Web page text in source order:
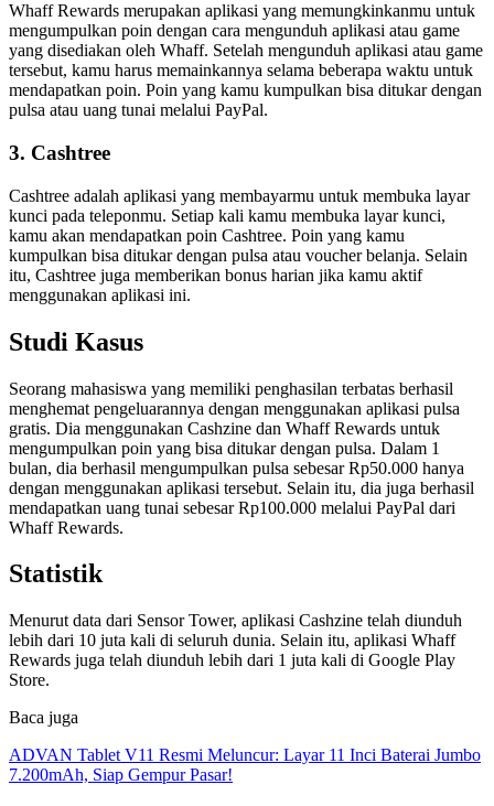
Whaff Rewards merupakan aplikasi yang memungkinkanmu untuk
mengumpulkan poin dengan cara mengunduh aplikasi atau game
yang disediakan oleh Whaff. Setelah mengunduh aplikasi atau game
tersebut, kamu harus memainkannya selama beberapa waktu untuk
mendapatkan poin. Poin yang kamu kumpulkan bisa ditukar dengan
pulsa atau uang tunai melalui PayPal.
3. Cashtree
Cashtree adalah aplikasi yang membayarmu untuk membuka layar
kunci pada teleponmu. Setiap kali kamu membuka layar kunci,
kamu akan mendapatkan poin Cashtree. Poin yang kamu
kumpulkan bisa ditukar dengan pulsa atau voucher belanja. Selain
itu, Cashtree juga memberikan bonus harian jika kamu aktif
menggunakan aplikasi ini.
Studi Kasus
Seorang mahasiswa yang memiliki penghasilan terbatas berhasil
menghemat pengeluarannya dengan menggunakan aplikasi pulsa
gratis. Dia menggunakan Cashzine dan Whaff Rewards untuk
mengumpulkan poin yang bisa ditukar dengan pulsa. Dalam 1
bulan, dia berhasil mengumpulkan pulsa sebesar Rp50.000 hanya
dengan menggunakan aplikasi tersebut. Selain itu, dia juga berhasil
mendapatkan uang tunai sebesar Rp100.000 melalui PayPal dari
Whaff Rewards.
Statistik
Menurut data dari Sensor Tower, aplikasi Cashzine telah diunduh
lebih dari 10 juta kali di seluruh dunia. Selain itu, aplikasi Whaff
Rewards juga telah diunduh lebih dari 1 juta kali di Google Play
Store.
Baca juga
ADVAN Tablet V11 Resmi Meluncur: Layar 11 Inci Baterai Jumbo
7.200mAh, Siap Gempur Pasar!